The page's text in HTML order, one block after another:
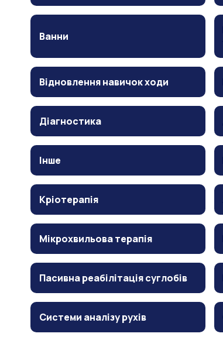
Ванни
Відновлення навичок ходи
Діагностика
Інше
Кріотерапія
Мікрохвильова терапія
Пасивна реабілітація суглобів
Системи аналізу рухів